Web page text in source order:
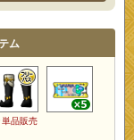
ム
単品販売